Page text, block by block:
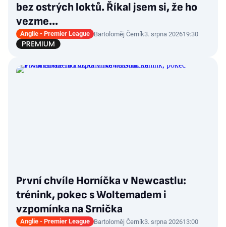
bez ostrých loktů. Říkal jsem si, že ho
vezme...
Anglie - Premier League Bartoloměj Černík3. srpna 202619:30
První chvíle Horníčka v Newcastlu:
trénink, pokec s Woltemadem i
vzpomínka na Srnička
Anglie - Premier League Bartoloměj Černík3. srpna 202613:00